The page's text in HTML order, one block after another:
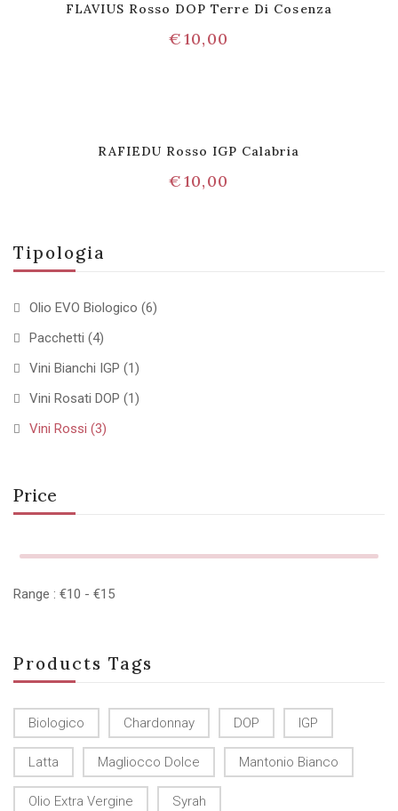
Tipologia
Olio EVO Biologico (6)
Pacchetti (4)
Vini Bianchi IGP (1)
Vini Rosati DOP (1)
Vini Rossi (3)
Price
Range : €10 - €15
Products Tags
Biologico Chardonnay DOP IGP
Latta Magliocco Dolce Mantonio Bianco
Olio Extra Vergine Syrah
FLAVIUS Rosso DOP Terre Di Cosenza
€10,00
RAFIEDU Rosso IGP Calabria
€10,00